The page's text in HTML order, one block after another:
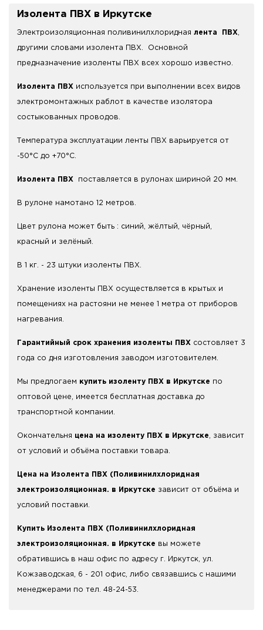
Изолента ПВХ в Иркутске
Электроизоляционная поливинилхлоридная лента ПВХ
другими словами изолента ПВХ. Основной
предназначение изоленты ПВХ всех хорошо известно.
Изолента ПВХ используется при выполнении всех видов
электромонтажных раблот в качестве изолятора
состыкованных проводов.
Температура эксплуатации ленты ПВХ варьируется от
-50°C до +70°C.
Изолента ПВХ поставляется в рулонах шириной 20 мм.
В рулоне намотано 12 метров.
Цвет рулона может быть : синий, жёлтый, чёрный,
красный и зелёный.
В 1 кг. - 23 штуки изоленты ПВХ.
Хранение изоленты ПВХ осуществляется в крытых и
помещениях на растояни не менее 1 метра от приборов
нагревания.
Гарантийный срок хранения изоленты ПВХ состовляет 3
года со дня изготовления заводом изготовителем.
Мы предлогаем купить изоленту ПВХ в Иркутске по
оптовой цене, имеется бесплатная доставка до
транспортной компании.
Окончательня цена на изоленту ПВХ в Иркутске , зависит
от условий и объёма поставки товара.
Цена на Изолента ПВХ (Поливинилхлоридная
электроизоляционная. в Иркутске зависит от объёма и
условий поставки.
Купить Изолента ПВХ (Поливинилхлоридная
электроизоляционная. в Иркутске вы можете
обратившись в наш офис по адресу г. Иркутск, ул.
Кожзаводская, 6 - 201 офис, либо связавшись с нашими
менеджерами по тел. 48-24-53.